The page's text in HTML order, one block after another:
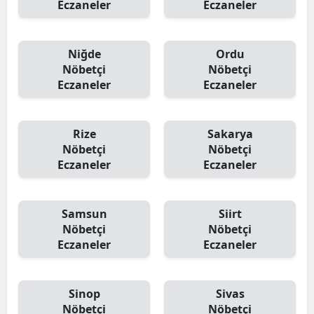
Eczaneler Eczaneler
Niğde
Nöbetçi
Eczaneler
Ordu
Nöbetçi
Eczaneler
Rize
Nöbetçi
Eczaneler
Sakarya
Nöbetçi
Eczaneler
Samsun
Nöbetçi
Eczaneler
Siirt
Nöbetçi
Eczaneler
Sinop
Nöbetçi
Sivas
Nöbetçi